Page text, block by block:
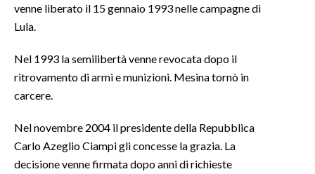
venne liberato il 15 gennaio 1993 nelle campagne di
Lula.
Nel 1993 la semilibertà venne revocata dopo il
ritrovamento di armi e munizioni. Mesina tornò in
carcere.
Nel novembre 2004 il presidente della Repubblica
Carlo Azeglio Ciampi gli concesse la grazia. La
decisione venne firmata dopo anni di richieste